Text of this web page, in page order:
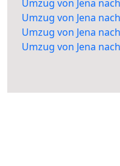
Umzug von Jena
Umzug von Jena
Umzug von Jena
Umzug von Jena